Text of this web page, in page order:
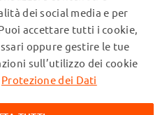
di IVA e al netto dei costi di
tutti i marchi citati sono
web esclusivamente per
dei social media e per
accettare tutti i cookie,
oppure gestire le tue
sull’utilizzo dei cookie
Protezione dei Dati